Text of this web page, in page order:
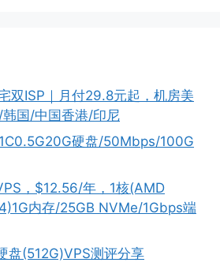
双ISP｜月付29.8元起，机房美
国/中国香港/印尼
硬盘/50Mbps/100G
，$12.56/年，1核(AMD
内存/25GB NVMe/1Gbps端
盘(512G)VPS测评分享